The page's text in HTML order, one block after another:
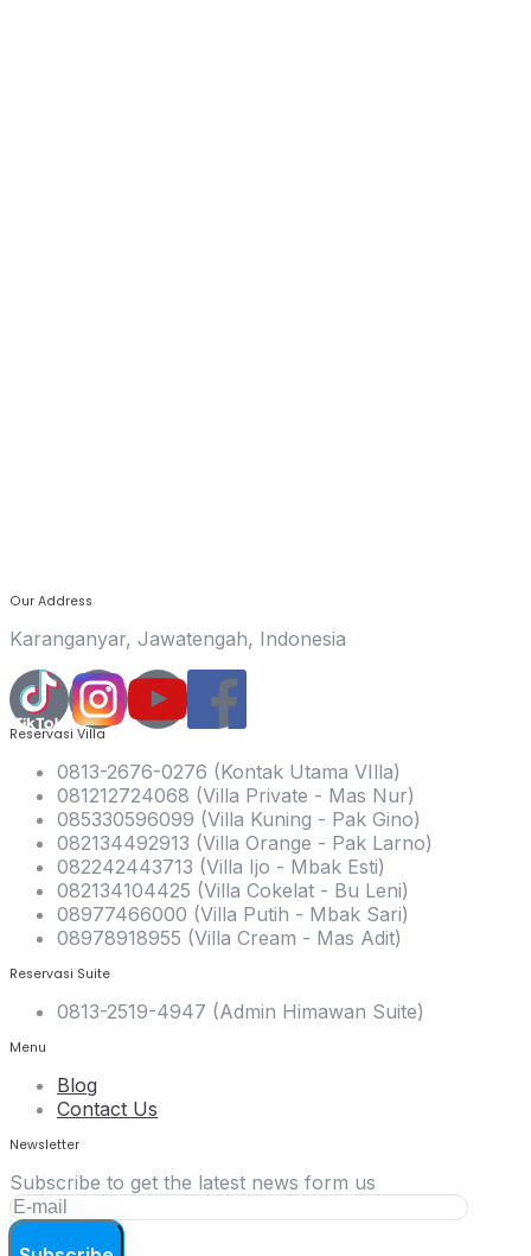
Our Address
Karanganyar, Jawatengah, Indonesia
Reservasi Villa
0813-2676-0276 (Kontak Utama VIlla)
081212724068 (Villa Private - Mas Nur)
085330596099 (Villa Kuning - Pak Gino)
082134492913 (Villa Orange - Pak Larno)
082242443713 (Villa Ijo - Mbak Esti)
082134104425 (Villa Cokelat - Bu Leni)
08977466000 (Villa Putih - Mbak Sari)
08978918955 (Villa Cream - Mas Adit)
Reservasi Suite
0813-2519-4947 (Admin Himawan Suite)
Menu
Blog
Contact Us
Newsletter
Subscribe to get the latest news form us